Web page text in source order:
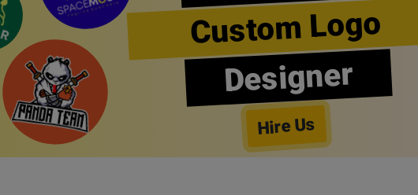
Custom Logo
Designer
Hire Us